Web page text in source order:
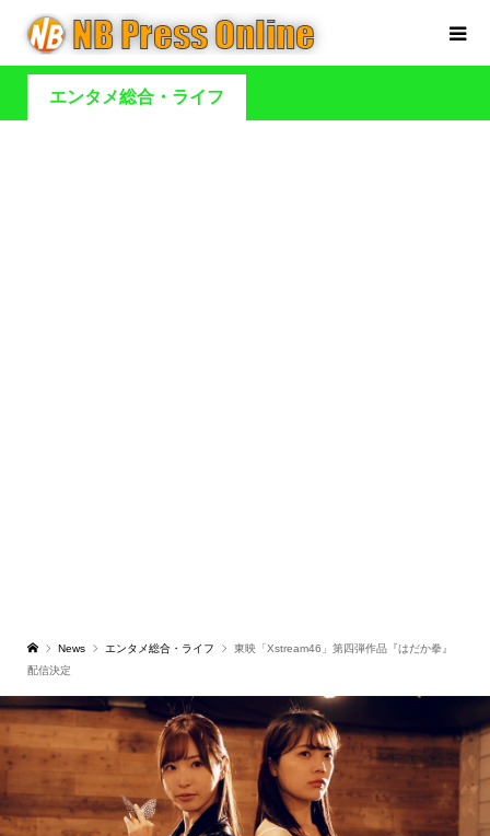
エンタメ総合・ライフ
News エンタメ総合・ライフ
東映「Xstream46」第四弾作品『はだか拳』
配信決定